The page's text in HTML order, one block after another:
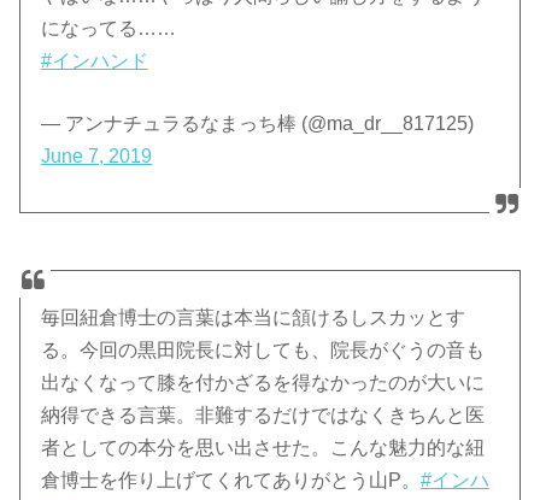
になってる……
#インハンド
— アンナチュラるなまっち棒 (@ma_dr__817125)
June 7, 2019
毎回紐倉博士の言葉は本当に頷けるしスカッとす
る。今回の黒田院長に対しても、院長がぐうの音も
出なくなって膝を付かざるを得なかったのが大いに
納得できる言葉。非難するだけではなくきちんと医
者としての本分を思い出させた。こんな魅力的な紐
倉博士を作り上げてくれてありがとう山P。#インハ